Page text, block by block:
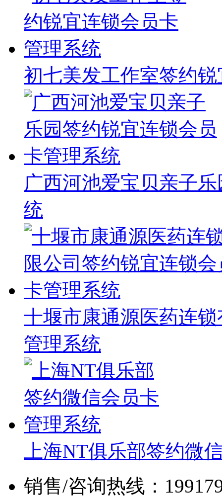
初七美发工作室签约
广西河池爱宝贝亲子
统
十堰市康通源医药连
管理系统
上海NT俱乐部签约微
销售/咨询热线：